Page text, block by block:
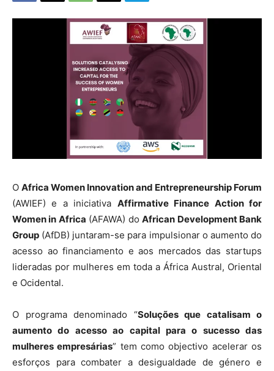
O Africa Women Innovation and Entrepreneurship Forum
(AWIEF) e a iniciativa Affirmative Finance Action for
Women in Africa (AFAWA) doAfrican Development Bank
Group (AfDB) juntaram-se para impulsionar o aumento do
acesso ao financiamento e aos mercados das startups
lideradas por mulheres em toda a África Austral, Oriental
e Ocidental.
O programa denominado “Soluções que catalisam o
aumento do acesso ao capital para o sucesso das
mulheres empresárias” tem como objectivo acelerar os
esforços para combater a desigualdade de género e